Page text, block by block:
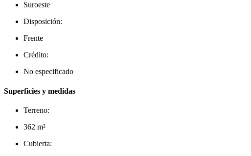
Suroeste
Disposición:
Frente
Crédito:
No especificado
Superficies y medidas
Terreno:
362 m²
Cubierta: